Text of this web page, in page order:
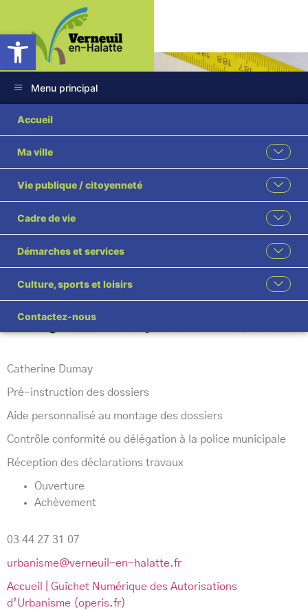
Ouvrir la barre d’outils
Menu principal
Accueil
Ma ville
Vie publique / citoyenneté
Cadre de vie
Démarches et services
Culture, sports et loisirs
Contactez-nous
Service communal
d’urbanisme
Service communal d’urbanisme
Partagez cette page
Catherine Dumay
Pré-instruction des dossiers
Aide personnalisé au montage des dossiers
Contrôle conformité ou délégation à la police municipale
Réception des déclarations travaux
Ouverture
Achèvement
03 44 27 31 07
urbanisme@verneuil-en-halatte.fr
Accueil | Guichet Numérique des Autorisations
d’Urbanisme (operis.fr)